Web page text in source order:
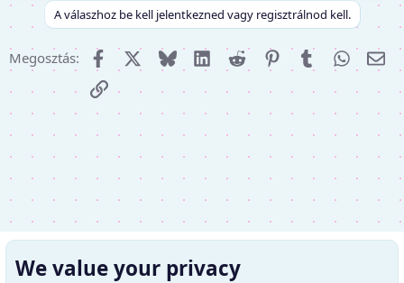
A válaszhoz be kell jelentkezned vagy regisztrálnod kell.
Megosztás: FacebookX (Twitter)
Bluesky LinkedInReddit PinterestTumblr
E-
Link
We value your privacy